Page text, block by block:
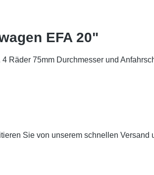
EFA 20"
Räder 75mm Durchmesser und
Sie von unserem schnellen